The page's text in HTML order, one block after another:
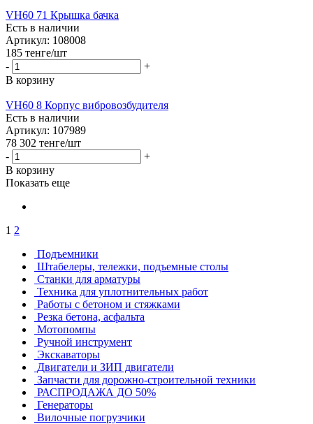
VH60 71 Крышка бачка
Есть в наличии
Артикул: 108008
185 тенге/шт
-
+
В корзину
VH60 8 Корпус вибровозбудителя
Есть в наличии
Артикул: 107989
78 302 тенге/шт
-
+
В корзину
Показать еще
1 2
Подъемники
Штабелеры, тележки, подъемные столы
Станки для арматуры
Техника для уплотнительных работ
Работы с бетоном и стяжками
Резка бетона, асфальта
Мотопомпы
Ручной инструмент
Экскаваторы
Двигатели и ЗИП двигатели
Запчасти для дорожно-строительной техники
РАСПРОДАЖА ДО 50%
Генераторы
Вилочные погрузчики